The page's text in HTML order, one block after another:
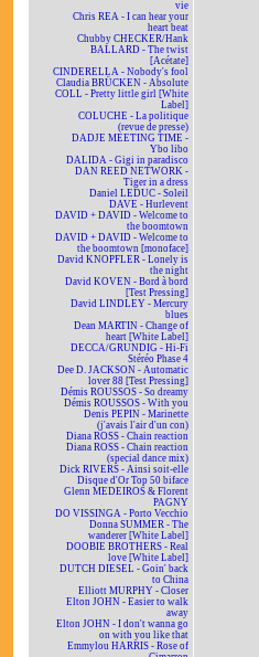
vie
Chris REA - I can hear your
heart beat
Chubby CHECKER/Hank
BALLARD - The twist
[Acétate]
CINDERELLA - Nobody's fool
Claudia BRÜCKEN - Absolute
COLL - Pretty little girl [White
Label]
COLUCHE - La politique
(revue de presse)
DADJE MEETING TIME -
Ybo libo
DALIDA - Gigi in paradisco
DAN REED NETWORK -
Tiger in a dress
Daniel LEDUC - Soleil
DAVE - Hurlevent
DAVID + DAVID - Welcome to
the boomtown
DAVID + DAVID - Welcome to
the boomtown [monoface]
David KNOPFLER - Lonely is
the night
David KOVEN - Bord à bord
[Test Pressing]
David LINDLEY - Mercury
blues
Dean MARTIN - Change of
heart [White Label]
DECCA/GRUNDIG - Hi-Fi
Stéréo Phase 4
Dee D. JACKSON - Automatic
lover 88 [Test Pressing]
Démis ROUSSOS - So dreamy
Démis ROUSSOS - With you
Denis PEPIN - Marinette
(j'avais l'air d'un con)
Diana ROSS - Chain reaction
Diana ROSS - Chain reaction
(special dance mix)
Dick RIVERS - Ainsi soit-elle
Disque d'Or Top 50 biface
Glenn MEDEIROS & Florent
PAGNY
DO VISSINGA - Porto Vecchio
Donna SUMMER - The
wanderer [White Label]
DOOBIE BROTHERS - Real
love [White Label]
DUTCH DIESEL - Goin' back
to China
Elliott MURPHY - Closer
Elton JOHN - Easier to walk
away
Elton JOHN - I don't wanna go
on with you like that
Emmylou HARRIS - Rose of